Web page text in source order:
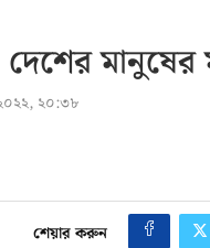
২০:৩৮
শেয়ার করুন